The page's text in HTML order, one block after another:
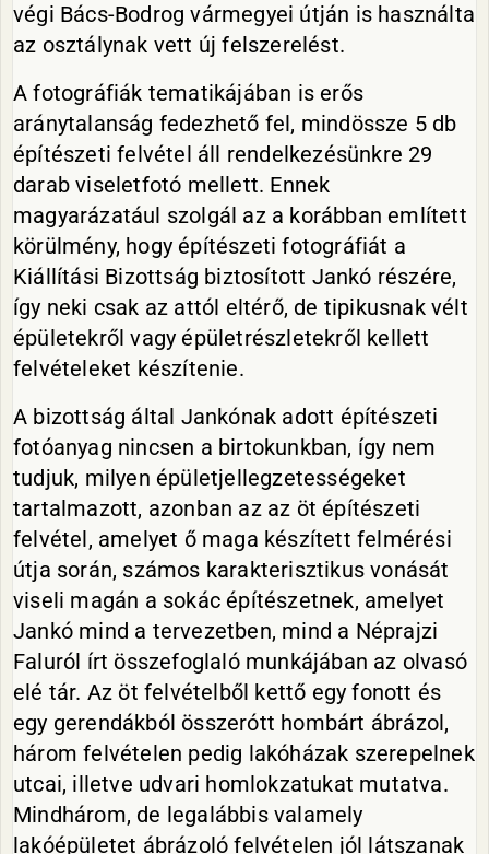
végi Bács-Bodrog vármegyei útján is használta
az osztálynak vett új felszerelést.
A fotográfiák tematikájában is erős
aránytalanság fedezhető fel, mindössze 5 db
építészeti felvétel áll rendelkezésünkre 29
darab viseletfotó mellett. Ennek
magyarázatául szolgál az a korábban említett
körülmény, hogy építészeti fotográfiát a
Kiállítási Bizottság biztosított Jankó részére,
így neki csak az attól eltérő, de tipikusnak vélt
épületekről vagy épületrészletekről kellett
felvételeket készítenie.
A bizottság által Jankónak adott építészeti
fotóanyag nincsen a birtokunkban, így nem
tudjuk, milyen épületjellegzetességeket
tartalmazott, azonban az az öt építészeti
felvétel, amelyet ő maga készített felmérési
útja során, számos karakterisztikus vonását
viseli magán a sokác építészetnek, amelyet
Jankó mind a tervezetben, mind a Néprajzi
Faluról írt összefoglaló munkájában az olvasó
elé tár. Az öt felvételből kettő egy fonott és
egy gerendákból összerótt hombárt ábrázol,
három felvételen pedig lakóházak szerepelnek
utcai, illetve udvari homlokzatukat mutatva.
Mindhárom, de legalábbis valamely
lakóépületet ábrázoló felvételen jól látszanak